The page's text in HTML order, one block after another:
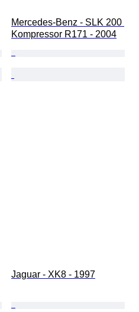
Mercedes-Benz - SLK 200
Kompressor R171 - 2004
Jaguar - XK8 - 1997